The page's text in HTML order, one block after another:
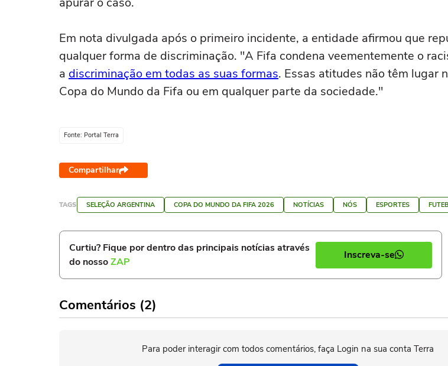
Em nota divulgada após o primeiro incidente, a entidade afirmou que
qualquer forma de discriminação. "A Fifa condena veementemente o
a discriminação em todas as suas formas. Essas atitudes não têm lugar
Copa do Mundo da Fifa ou em qualquer parte da sociedade."
Fonte: Portal Terra
Compartilhar
TAGS SELEÇÃO ARGENTINA COPA DO MUNDO DA FIFA 2026 NOTÍCIAS NÓS ESPORTES
Curtiu? Fique por dentro das principais notícias através
do nossoZAP
Inscreva-se
Comentários (2)
Para poder interagir com todos comentários, faça Login na sua conta Terra